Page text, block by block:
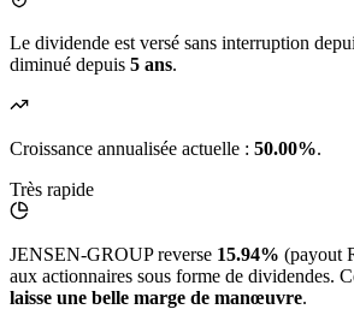
Le dividende est versé sans interruption
diminué depuis 5 ans.
Croissance annualisée actuelle : 50.00%.
Très rapide
JENSEN-GROUP reverse 15.94% (payout
aux actionnaires sous forme de dividendes.
laisse une belle marge de manœuvre.